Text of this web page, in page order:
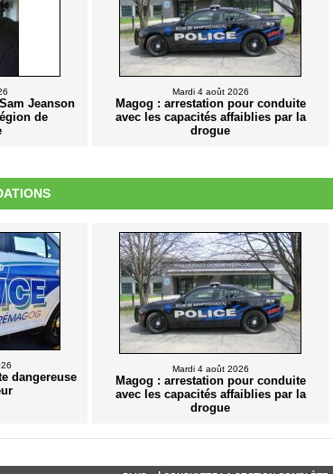
Jeanson
de
Mardi 4 août 2026
Magog : arrestation pour conduite
avec les capacités affaiblies par la
drogue
dangereuse
Mardi 4 août 2026
Magog : arrestation pour conduite
avec les capacités affaiblies par la
drogue